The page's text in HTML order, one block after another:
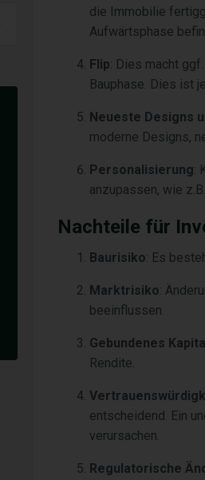
die Immobilie
Aufwärtsphase
Flip: Dies macht
Bauphase. Dies ist
Neueste Designs
moderne Designs,
Personalisierung:
anzupassen, wie
Nachteile für
Baurisiko: Es
Marktrisiko:
beeinflussen.
Gebundenes
Rendite.
entscheidend. Ein
verursachen.
Regulatorische